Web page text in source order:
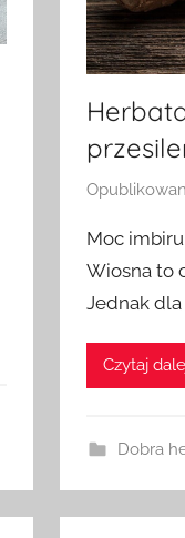
Moc
Wiosna to
Jednak
Czytaj
Dobra